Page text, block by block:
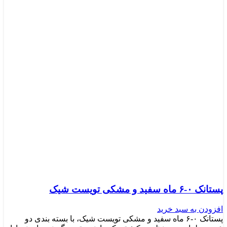
پستانک ۰-۶ ماه سفید و مشکی تویست شیک
افزودن به سبد خرید
پستانک ۰-۶ ماه سفید و مشکی تویست شیک، با بسته بندی دو